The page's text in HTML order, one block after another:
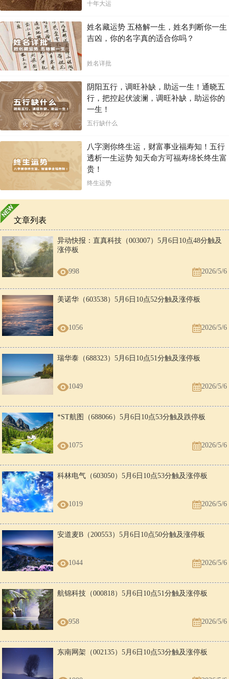
十年大运
姓名藏运势 五格解一生，姓名判断你一生
吉凶，你的名字真的适合你吗？
姓名详批
阴阳五行，调旺补缺，助运一生！通晓五
行，把控起伏波澜，调旺补缺，助运你的
一生！
五行缺什么
八字测你终生运，财富事业福寿知！五行
透析一生运势 知天命方可福寿绵长终生富
贵！
终生运势
文章列表
异动快报：直真科技（003007）5月6日10点48分触及
涨停板
998 2026/5/6
美诺华（603538）5月6日10点52分触及涨停板
1056 2026/5/6
瑞华泰（688323）5月6日10点51分触及涨停板
1049 2026/5/6
*ST航图（688066）5月6日10点53分触及跌停板
1075 2026/5/6
科林电气（603050）5月6日10点53分触及涨停板
1019 2026/5/6
安道麦B（200553）5月6日10点50分触及涨停板
1044 2026/5/6
航锦科技（000818）5月6日10点51分触及涨停板
958 2026/5/6
东南网架（002135）5月6日10点53分触及涨停板